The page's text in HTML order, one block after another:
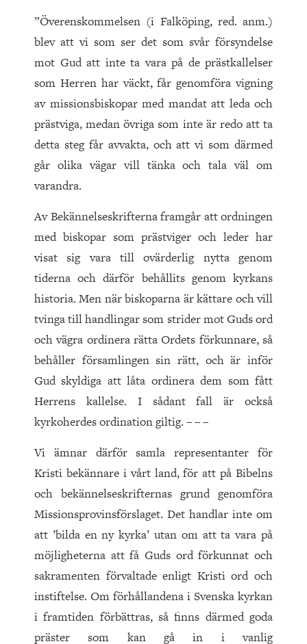
”Överenskommelsen (i Falköping, red. anm.)
blev att vi som ser det som svår försyndelse
mot Gud att inte ta vara på de prästkallelser
som Herren har väckt, får genomföra vigning
av missionsbiskopar med mandat att leda och
prästviga, medan övriga som inte är redo att ta
detta steg får avvakta, och att vi som därmed
går olika vägar vill tänka och tala väl om
varandra.
Av Bekännelseskrifterna framgår att ordningen
med biskopar som prästviger och leder har
visat sig vara till ovärderlig nytta genom
tiderna och därför behållits genom kyrkans
historia. Men när biskoparna är kättare och vill
tvinga till handlingar som strider mot Guds ord
och vägra ordinera rätta Ordets förkunnare, så
behåller församlingen sin rätt, och är inför
Gud skyldiga att låta ordinera dem som fått
Herrens kallelse. I sådant fall är också
kyrkoherdes ordination giltig. – – –
Vi ämnar därför samla representanter för
Kristi bekännare i vårt land, för att på Bibelns
och bekännelseskrifternas grund genomföra
Missionsprovinsförslaget. Det handlar inte om
att ’bilda en ny kyrka’ utan om att ta vara på
möjligheterna att få Guds ord förkunnat och
sakramenten förvaltade enligt Kristi ord och
instiftelse. Om förhållandena i Svenska kyrkan
i framtiden förbättras, så finns därmed goda
präster som kan gå in i vanlig